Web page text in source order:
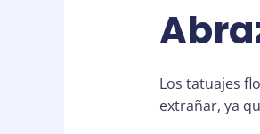
Los tatuajes
extrañar, ya